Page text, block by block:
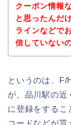
クーポン情報
と思ったんだ
ラインなどで
信していない
というのは、F/
が、品川駅の近
に登録をするこ
コードなどが貰